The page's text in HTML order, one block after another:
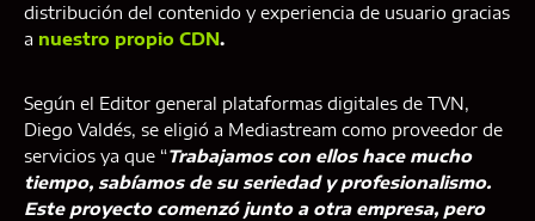
distribución del contenido y experiencia de usuario gracias
a nuestro propio CDN.
Según el Editor general plataformas digitales de TVN,
Diego Valdés, se eligió a Mediastream como proveedor de
servicios ya que “Trabajamos con ellos hace mucho
tiempo, sabíamos de su seriedad y profesionalismo.
Este proyecto comenzó junto a otra empresa, pero